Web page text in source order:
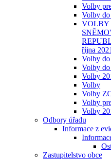
Volby
Volby
VOLBY
října 2021
Volby do
Volby do
Volby
Volby
Volby
Volby
Volby
Odbory úřadu
Informace z
Zastupitelstvo obce